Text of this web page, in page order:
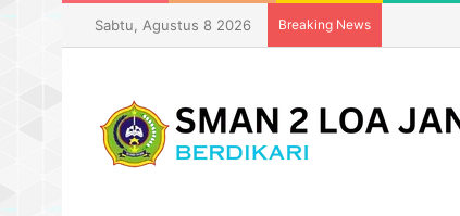
Sabtu, Agustus 8 2026 Breaking News